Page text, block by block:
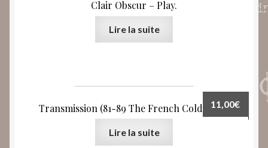
Clair Obscur – Play.
Lire la suite
Transmission (81-89 The French Cold Wave)
11,00€
Lire la suite